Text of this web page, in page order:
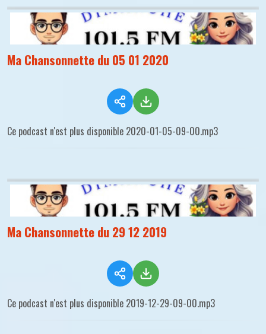
Ma Chansonnette du 05 01 2020
Ce podcast n'est plus disponible 2020-01-05-09-00.mp3
Ma Chansonnette du 29 12 2019
Ce podcast n'est plus disponible 2019-12-29-09-00.mp3